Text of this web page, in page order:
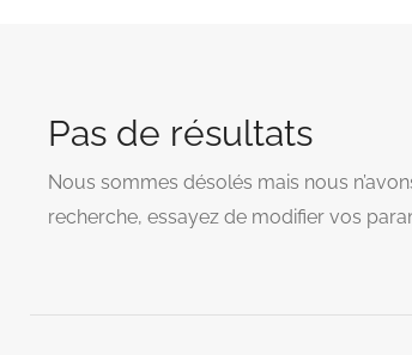
Pas de résultats
Nous sommes désolés mais nous
recherche, essayez de modifier vos